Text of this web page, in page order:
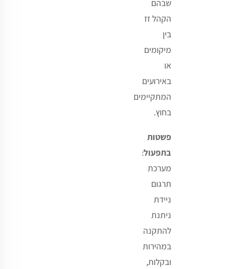
שבהם
הקהל זז
בין
מיקומים
או
באירועים
המתקיימים
בחוץ.
פשטות
בתפעול:
מערכת
תרגום
ניידת
ניתנת
להתקנה
במהירות
ובקלות,